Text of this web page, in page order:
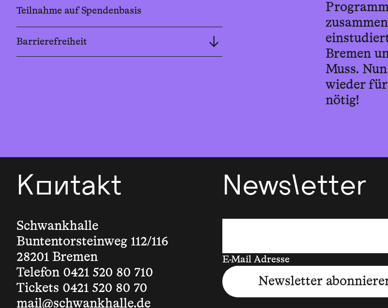
Teilnahme auf Spendenbasis
Barrierefreiheit
Bremen
Muss.
wieder
nötig!
Kontakt
Schwankhalle
Buntentorsteinweg 112/116
28201 Bremen
Telefon 0421 520 80 710
Tickets 0421 520 80 70
mail@schwankhalle.de
Newsletter
E-Mail Adresse
Newsletter